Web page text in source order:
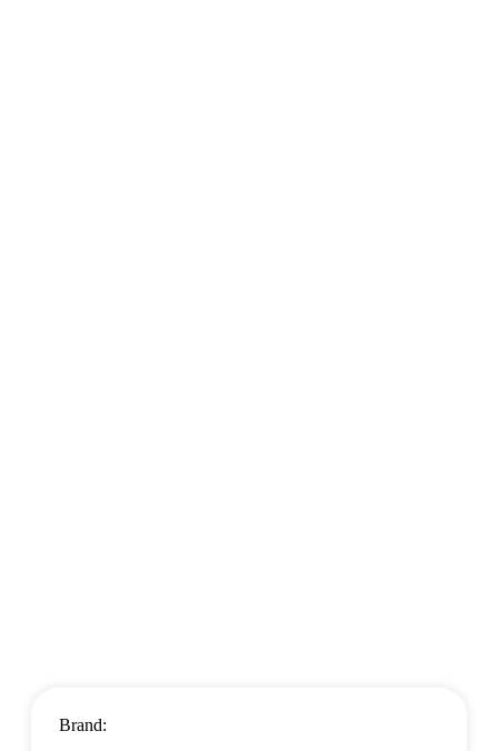
Brand: